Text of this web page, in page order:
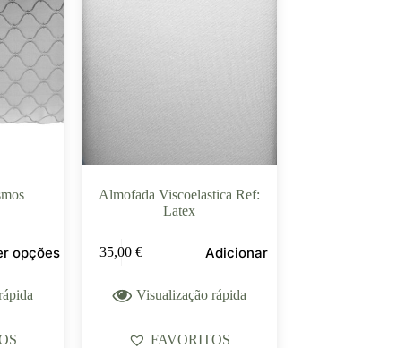
opções
Almofada Viscoelastica Ref:
Latex
35,00€ Adicionar
Visualização rápida
FAVORITOS